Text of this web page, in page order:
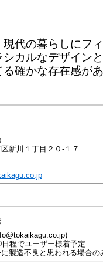
代の暮らしにフ
カルなデザイン
確かな存在感があ
新川１丁目２０-１７
日程でユーザー様着予定
製造不良と思われる場合の